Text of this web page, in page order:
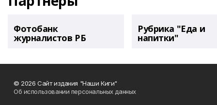
Фотобанк
журналистов РБ
Рубрика "Еда и
напитки"
© 2026 Сайт издания "Наши Киги"
Об использовании персональных данных